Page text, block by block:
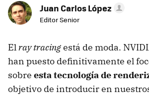
Juan Carlos López
Editor Senior
Elray tracingestá de moda.
han puesto definitivamente el
sobre esta tecnología de
objetivo de introducir en